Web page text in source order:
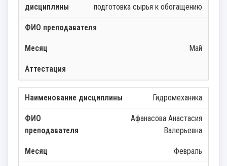
подготовка сырья к обогащению
Май
Гидромеханика
Афанасова Анастасия
Валерьевна
Февраль